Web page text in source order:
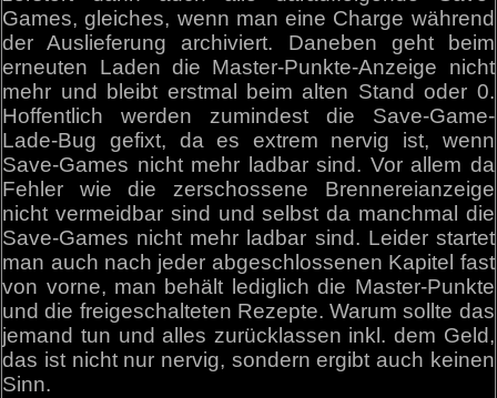
Games, gleiches, wenn man eine Charge während
der Auslieferung archiviert. Daneben geht beim
erneuten Laden die Master-Punkte-Anzeige nicht
mehr und bleibt erstmal beim alten Stand oder 0.
Hoffentlich werden zumindest die Save-Game-
Lade-Bug gefixt, da es extrem nervig ist, wenn
Save-Games nicht mehr ladbar sind. Vor allem da
Fehler wie die zerschossene Brennereianzeige
nicht vermeidbar sind und selbst da manchmal die
Save-Games nicht mehr ladbar sind. Leider startet
man auch nach jeder abgeschlossenen Kapitel fast
von vorne, man behält lediglich die Master-Punkte
und die freigeschalteten Rezepte. Warum sollte das
jemand tun und alles zurücklassen inkl. dem Geld,
das ist nicht nur nervig, sondern ergibt auch keinen
Sinn.